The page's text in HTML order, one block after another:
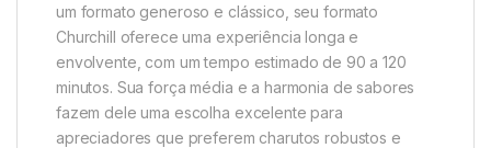
um formato generoso e clássico, seu formato
Churchill oferece uma experiência longa e
envolvente, com um tempo estimado de 90 a 120
minutos. Sua força média e a harmonia de sabores
fazem dele uma escolha excelente para
apreciadores que preferem charutos robustos e